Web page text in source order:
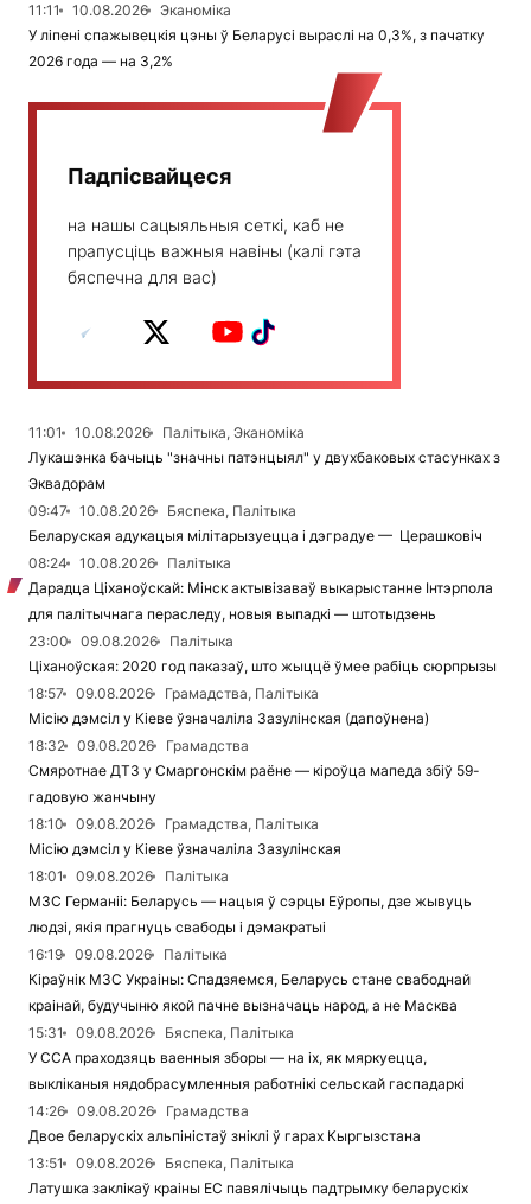
11:11
10.08.2026
Эканоміка
У ліпені спажывецкія цэны ў Беларусі выраслі на 0,3%, з пачатку
2026 года — на 3,2%
Падпісвайцеся
на нашы сацыяльныя сеткі, каб не
прапусціць важныя навіны (калі гэта
бяспечна для вас)
11:01 10.08.2026
Палітыка, Эканоміка
Лукашэнка бачыць "значны патэнцыял" у двухбаковых стасунках з
Эквадорам
09:47
10.08.2026
Бяспека, Палітыка
Беларуская адукацыя мілітарызуецца і дэградуе — Церашковіч
08:24
10.08.2026
Палітыка
Дарадца Ціханоўскай: Мінск актывізаваў выкарыстанне Інтэрпола
для палітычнага пераследу, новыя выпадкі — штотыдзень
23:00
09.08.2026
Палітыка
Ціханоўская: 2020 год паказаў, што жыццё ўмее рабіць сюрпрызы
18:57
09.08.2026
Грамадства, Палітыка
Місію дэмсіл у Кіеве ўзначаліла Зазулінская (дапоўнена)
18:32
09.08.2026
Грамадства
Смяротнае ДТЗ у Смаргонскім раёне — кіроўца мапеда збіў 59-
гадовую жанчыну
18:10
09.08.2026
Грамадства, Палітыка
Місію дэмсіл у Кіеве ўзначаліла Зазулінская
18:01
09.08.2026
Палітыка
МЗС Германіі: Беларусь — нацыя ў сэрцы Еўропы, дзе жывуць
людзі, якія прагнуць свабоды і дэмакратыі
16:19
09.08.2026
Палітыка
Кіраўнік МЗС Украіны: Спадзяемся, Беларусь стане свабоднай
краінай, будучыню якой пачне вызначаць народ, а не Масква
15:31
09.08.2026
Бяспека, Палітыка
У ССА праходзяць ваенныя зборы — на іх, як мяркуецца,
выкліканыя нядобрасумленныя работнікі сельскай гаспадаркі
14:26
09.08.2026
Грамадства
Двое беларускіх альпіністаў зніклі ў гарах Кыргызстана
13:51
09.08.2026
Бяспека, Палітыка
Латушка заклікаў краіны ЕС павялічыць падтрымку беларускіх